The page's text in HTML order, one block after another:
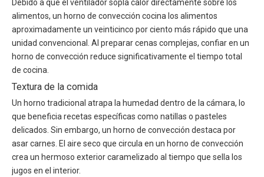
Debido a que el ventilador sopla calor directamente sobre los
alimentos, un horno de convección cocina los alimentos
aproximadamente un veinticinco por ciento más rápido que una
unidad convencional. Al preparar cenas complejas, confiar en un
horno de convección reduce significativamente el tiempo total
de cocina.
Textura de la comida
Un horno tradicional atrapa la humedad dentro de la cámara, lo
que beneficia recetas específicas como natillas o pasteles
delicados. Sin embargo, un horno de convección destaca por
asar carnes. El aire seco que circula en un horno de convección
crea un hermoso exterior caramelizado al tiempo que sella los
jugos en el interior.